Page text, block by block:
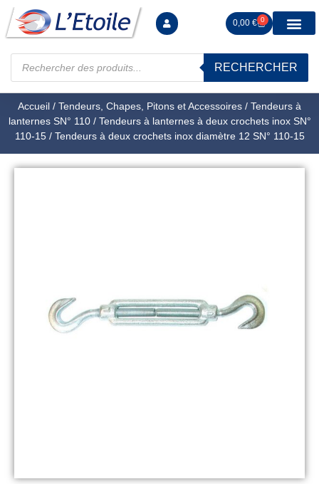
0,00 € 0
RECHERCHER
Accueil / Tendeurs, Chapes, Pitons et Accessoires / Tendeurs à
lanternes SN° 110/ Tendeurs à lanternes à deux crochets inox SN°
110-15/ Tendeurs à deux crochets inox diamètre 12 SN° 110-15